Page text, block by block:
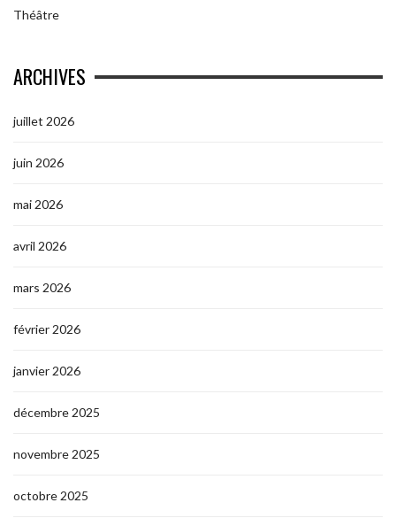
Théâtre
ARCHIVES
juillet 2026
juin 2026
mai 2026
avril 2026
mars 2026
février 2026
janvier 2026
décembre 2025
novembre 2025
octobre 2025